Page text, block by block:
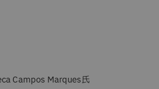
Campos Marques氏